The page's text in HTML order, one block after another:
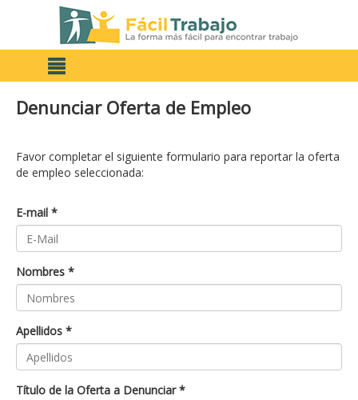
Denunciar Oferta de Empleo
Favor completar el siguiente formulario para reportar la oferta
de empleo seleccionada:
E-mail *
Nombres *
Apellidos *
Título de la Oferta a Denunciar *